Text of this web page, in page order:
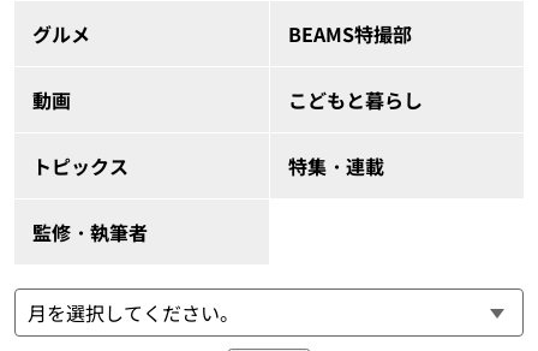
グルメ BEAMS特撮部
動画 こどもと暮らし
トピックス 特集・連載
監修・執筆者